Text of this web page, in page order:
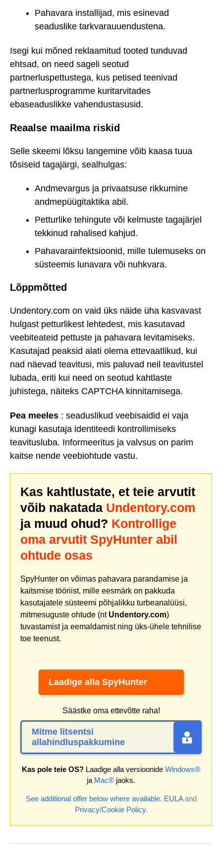
Pahavara installijad, mis esinevad
seaduslike tarkvarauuendustena.
Isegi kui mõned reklaamitud tooted tunduvad
ehtsad, on need sageli seotud
partnerluspettustega, kus petised teenivad
partnerlusprogramme kuritarvitades
ebaseaduslikke vahendustasusid.
Reaalse maailma riskid
Selle skeemi lõksu langemine võib kaasa tuua
tõsiseid tagajärgi, sealhulgas:
Andmevargus ja privaatsuse rikkumine
andmepüügitaktika abil.
Petturlike tehingute või kelmuste tagajärjel
tekkinud rahalised kahjud.
Pahavarainfektsioonid, mille tulemuseks on
süsteemis lunavara või nuhkvara.
Lõppmõtted
Undentory.com on vaid üks näide üha kasvavast
hulgast petturlikest lehtedest, mis kasutavad
veebiteateid pettuste ja pahavara levitamiseks.
Kasutajad peaksid alati olema ettevaatlikud, kui
nad näevad teavitusi, mis paluvad neil teavitustel
lubada, eriti kui need on seotud kahtlaste
juhistega, näiteks CAPTCHA kinnitamisega.
Pea meeles : seaduslikud veebisaidid ei vaja
kunagi kasutaja identiteedi kontrollimiseks
teavitusluba. Informeeritus ja valvsus on parim
kaitse nende veebiohtude vastu.
Kas kahtlustate, et teie arvutit
võib nakatada Undentory.com
ja muud ohud? Kontrollige
oma arvutit SpyHunter abil
ohtude osas
SpyHunter on võimas pahavara parandamise ja
kaitsmise tööriist, mille eesmärk on pakkuda
kasutajatele süsteemi põhjalikku turbeanalüüsi,
mitmesuguste ohtude (nt Undentory.com)
tuvastamist ja eemaldamist ning üks-ühele tehnilise
toe teenust.
Laadige alla SpyHunter
Säästke oma ettevõtte raha!
Mitme litsentsi
allahindluspakkumine
Kas pole teie OS? Laadige alla versioonide Windows®
ja Mac® jaoks.
See additional offer below where available. EULAand
Privacy/Cookie Policy.